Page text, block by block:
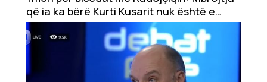
që ia ka bërë Kurti Kusarit nuk është e
rastësishme